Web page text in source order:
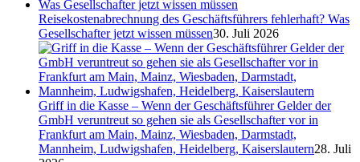
Reisekostenabrechnung des Geschäftsführers fehlerhaft? Was
Gesellschafter jetzt wissen müssen30. Juli 2026
Griff in die Kasse – Wenn der Geschäftsführer Gelder der
GmbH veruntreut so gehen sie als Gesellschafter vor in
Frankfurt am Main, Mainz, Wiesbaden, Darmstadt,
Mannheim, Ludwigshafen, Heidelberg, Kaiserslautern28. Juli